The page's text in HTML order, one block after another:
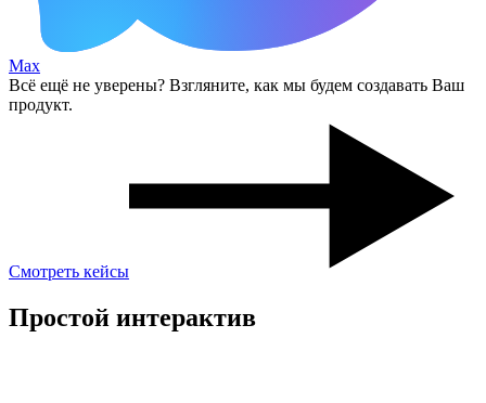
Max
Всё ещё не уверены? Взгляните, как мы будем создавать Ваш
продукт.
Смотреть кейсы
Простой интерактив